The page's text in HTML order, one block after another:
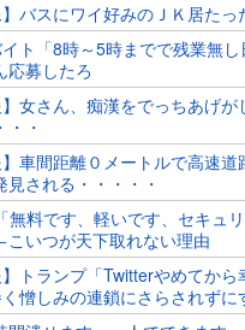
】バスにワイ好みのＪＫ居た
ト「8時～5時までで残業無し
応募したろ
】女さん、痴漢をでっちあげが
・・
】車間距離０メートルで高速
見される・・・・・
無料です、軽いです、セキュ
いつが天下取れない理由
】トランプ「Twitterやめてか
憎しみの連鎖にさらされずに